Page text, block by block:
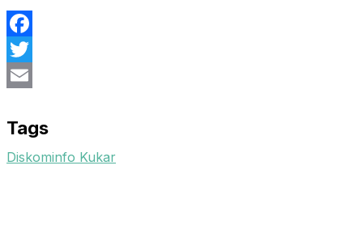
Facebook
Twitter
Tags
Diskominfo Kukar